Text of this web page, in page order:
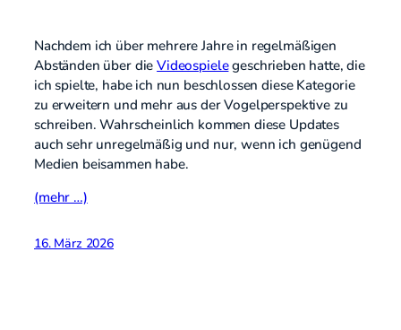
Nachdem ich über mehrere Jahre in regelmäßigen
Abständen über dieVideospielegeschrieben hatte, die
ich spielte, habe ich nun beschlossen diese Kategorie
zu erweitern und mehr aus der Vogelperspektive zu
schreiben. Wahrscheinlich kommen diese Updates
auch sehr unregelmäßig und nur, wenn ich genügend
Medien beisammen habe.
(mehr …)
16. März 2026